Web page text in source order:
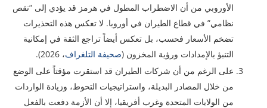
الأوروبي من أن الاضطراب المطول في هرمز قد يؤدي إلى “نقص
نظامي” في قطاع الطيران في أوروبا. لا تعكس هذه التحذيرات
تضخم الأسعار فحسب، بل تعكس أيضاً تراجع الثقة في إمكانية
التنبؤ بالإمدادات ورؤية المخزون (صحيفة التلغراف، 2026).
على الرغم من أن شركات الطيران قد استقرت مؤقتاً على الوضع
من خلال المصادر البديلة، واستراتيجيات التحوط، وزيادة الواردات
من الولايات المتحدة وغرب أفريقيا، إلا أن الأزمة دفعت بالفعل